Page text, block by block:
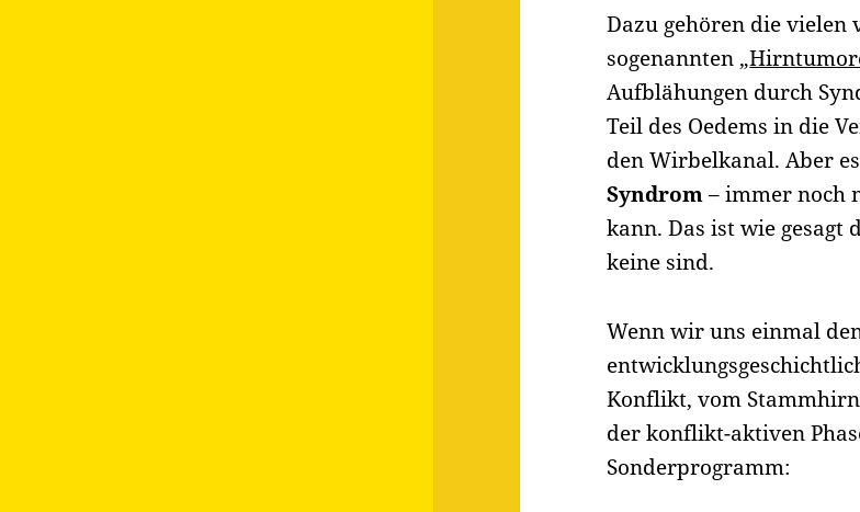
Dazu gehören die
sogenannten „
Aufblähungen durch
Teil des Oedems in die
den Wirbelkanal. Aber
Syndrom– immer noch
kann. Das ist wie gesagt
keine sind.
Wenn wir uns einmal
Konflikt, vom
der konflikt-aktiven
Sonderprogramm: